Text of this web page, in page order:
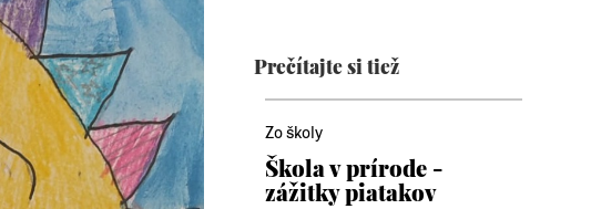
Prečítajte si tiež
Zo školy
Škola v prírode -
zážitky piatakov